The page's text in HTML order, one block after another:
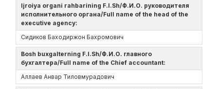
Ijroiya organi rahbarining F.I.Sh/Ф.И.О. руководителя
исполнительного органа/Full name of the head of the
executive agency:
Сидиков Баходиржон Бахромович
Bosh buxgalterning F.I.Sh/Ф.И.О. главного
бухгалтера/Full name of the Chief accountant:
Аллаев Анвар Тиловмурадович